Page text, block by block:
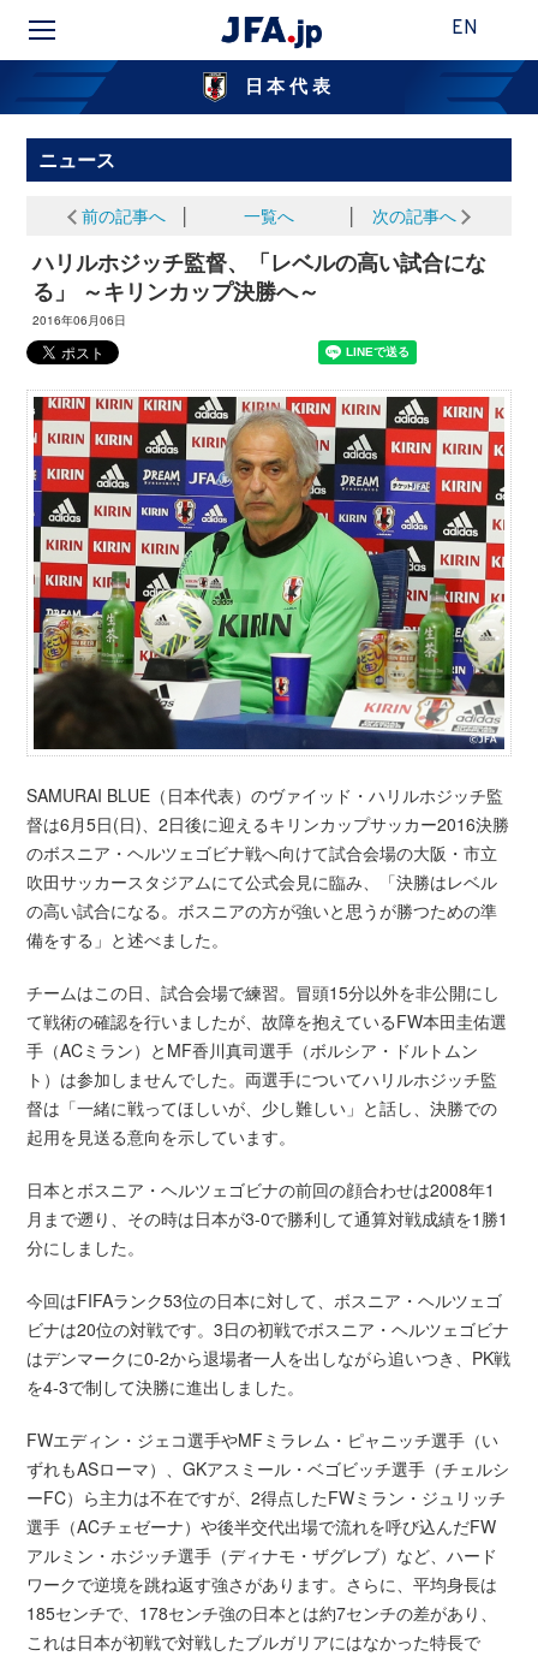
EN
日本代表
ニュース
前の記事へ 一覧へ 次の記事へ
ハリルホジッチ監督、「レベルの高い試合にな
る」 ～キリンカップ決勝へ～
2016年06月06日
SAMURAI BLUE（日本代表）のヴァイッド・ハリルホジッチ監
督は6月5日(日)、2日後に迎えるキリンカップサッカー2016決勝
のボスニア・ヘルツェゴビナ戦へ向けて試合会場の大阪・市立
吹田サッカースタジアムにて公式会見に臨み、「決勝はレベル
の高い試合になる。ボスニアの方が強いと思うが勝つための準
備をする」と述べました。
チームはこの日、試合会場で練習。冒頭15分以外を非公開にし
て戦術の確認を行いましたが、故障を抱えているFW本田圭佑選
手（ACミラン）とMF香川真司選手（ボルシア・ドルトムン
ト）は参加しませんでした。両選手についてハリルホジッチ監
督は「一緒に戦ってほしいが、少し難しい」と話し、決勝での
起用を見送る意向を示しています。
日本とボスニア・ヘルツェゴビナの前回の顔合わせは2008年1
月まで遡り、その時は日本が3-0で勝利して通算対戦成績を1勝1
分にしました。
今回はFIFAランク53位の日本に対して、ボスニア・ヘルツェゴ
ビナは20位の対戦です。3日の初戦でボスニア・ヘルツェゴビナ
はデンマークに0-2から退場者一人を出しながら追いつき、PK戦
を4-3で制して決勝に進出しました。
FWエディン・ジェコ選手やMFミラレム・ピャニッチ選手（い
ずれもASローマ）、GKアスミール・ベゴビッチ選手（チェルシ
ーFC）ら主力は不在ですが、2得点したFWミラン・ジュリッチ
選手（ACチェゼーナ）や後半交代出場で流れを呼び込んだFW
アルミン・ホジッチ選手（ディナモ・ザグレブ）など、ハード
ワークで逆境を跳ね返す強さがあります。さらに、平均身長は
185センチで、178センチ強の日本とは約7センチの差があり、
これは日本が初戦で対戦したブルガリアにはなかった特長で